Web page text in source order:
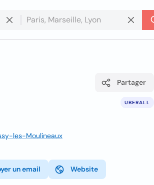
UBERALL
Partager
les-Moulineaux
un email Website